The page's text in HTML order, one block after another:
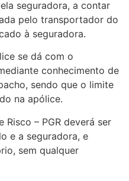
seguradora, a contar
pelo transportador do
à seguradora.
se dá com o
conhecimento de
sendo que o limite
na apólice.
Risco – PGR deverá ser
e a seguradora, e
sem qualquer